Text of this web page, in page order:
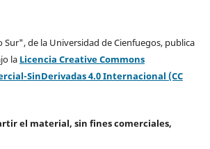
de la Universidad de Cienfuegos, publica
la Licencia Creative Commons
SinDerivadas 4.0 Internacional (CC
el material, sin fines comerciales,